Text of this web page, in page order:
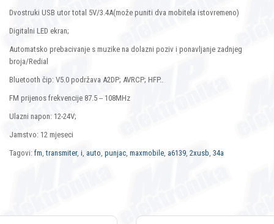
Dvostruki USB utor total 5V/3.4A(može puniti dva mobitela istovremeno)
Digitalni LED ekran;
Automatsko prebacivanje s muzike na dolazni poziv i ponavljanje zadnjeg
broja/Redial
Bluetooth čip: V5.0 podržava A2DP; AVRCP; HFP..
FM prijenos frekvencije 87.5 -- 108MHz
Ulazni napon: 12-24V;
Jamstvo: 12 mjeseci
Tagovi: fm,transmiter, i, auto, punjac, maxmobile, a6139, 2xusb, 34a